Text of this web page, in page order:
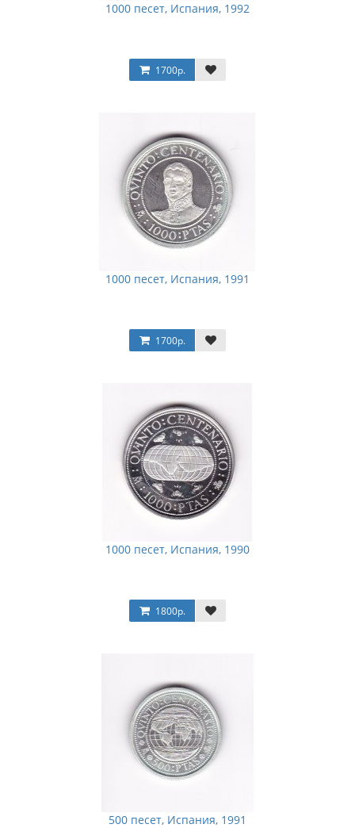
1000 песет, Испания, 1992
1700р.
1000 песет, Испания, 1991
1700р.
1000 песет, Испания, 1990
1800р.
500 песет, Испания, 1991